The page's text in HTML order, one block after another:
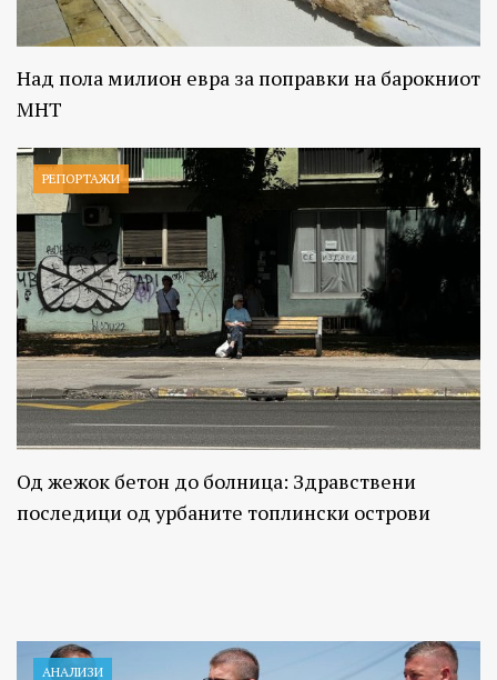
Над пола милион евра за поправки на барокниот
МНТ
РЕПОРТАЖИ
Од жежок бетон до болница: Здравствени
последици од урбаните топлински острови
АНАЛИЗИ